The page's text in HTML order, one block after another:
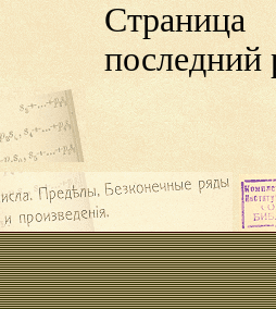
последний